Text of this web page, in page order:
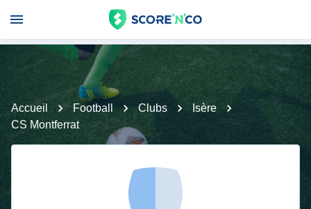
Accueil Football Clubs
Isère
CS Montferrat